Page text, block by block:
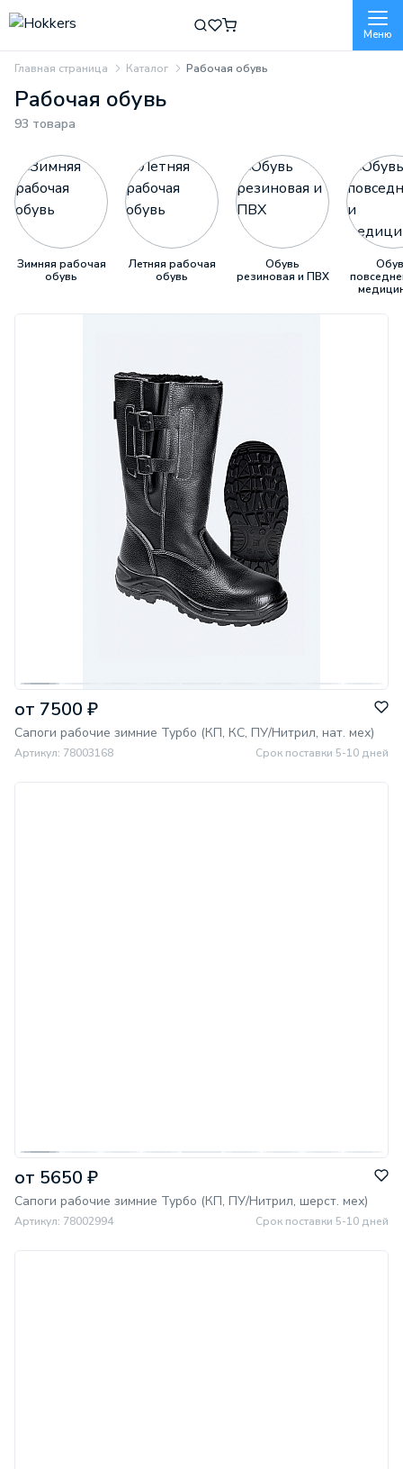
Меню
Главная страница Каталог Рабочая обувь
Рабочая обувь
93 товара
Зимняя рабочая
обувь
Летняя рабочая
обувь
Обувь
резиновая и ПВХ
от 7500 ₽
Сапоги рабочие зимние Турбо (КП, КС, ПУ/Нитрил, нат. мех)
Артикул: 78003168 Срок поставки 5-10 дней
от 5650 ₽
Сапоги рабочие зимние Турбо (КП, ПУ/Нитрил, шерст. мех)
Артикул: 78002994 Срок поставки 5-10 дней